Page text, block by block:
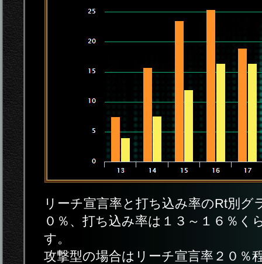
リーチ宣言率と打ち込み率のRt別
０％、打ち込み率は１３～１６％
す。
攻撃型の場合はリーチ宣言率２０％